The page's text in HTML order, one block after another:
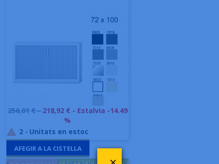
Preu
256,01 € -218,92 € - Estalvia -14.49
%
 2 - Unitats en estoc
AFEGIR A LA CISTELLA